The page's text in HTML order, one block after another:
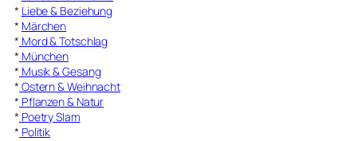
* Liebe & Beziehung
* Märchen
* Mord & Totschlag
* München
* Musik & Gesang
* Ostern & Weihnacht
* Pflanzen & Natur
* Poetry Slam
* Politik